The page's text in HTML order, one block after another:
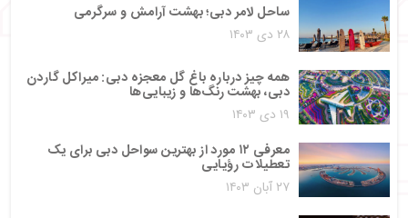
ساحل لامر دبی؛ بهشت آرامش و سرگرمی
۲۸ دی ۱۴۰۳
همه چیز درباره باغ گل معجزه دبی: میراکل گاردن
دبی، بهشت رنگ‌ها و زیبایی‌ها
۱۹ دی ۱۴۰۳
معرفی ۱۲ مورد از بهترین سواحل دبی برای یک
تعطیلات رؤیایی
۲۷ آبان ۱۴۰۳